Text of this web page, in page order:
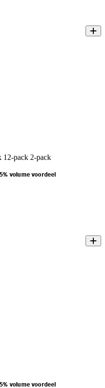
12-pack 2-pack
volume voordeel
volume voordeel